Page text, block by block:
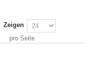
Zeigen
pro Seite